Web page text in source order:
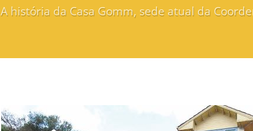
A história da Casa Gomm, sede atual da